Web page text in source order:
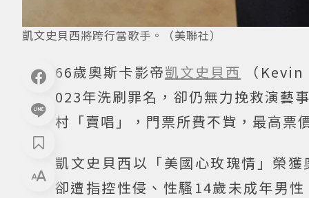
凱文史貝西將跨行當歌手。（美聯社）
66歲奧斯卡影帝凱文史貝西
（
023年洗刷罪名，卻仍無力挽救演藝
村「賣唱」，門票所費不貲，最高票
凱文史貝西以「美國心玫瑰情」榮
卻遭指控性侵、性騷14歲未成年男